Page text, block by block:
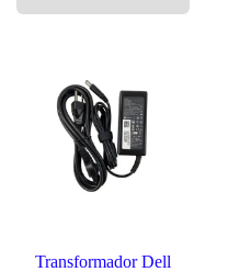
Transformador Dell